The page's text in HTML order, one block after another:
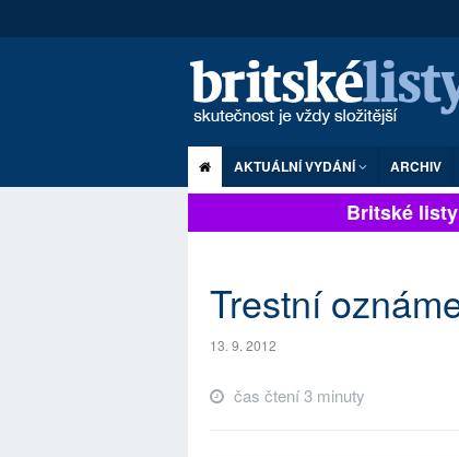
AKTUÁLNÍ VYDÁNÍ ARCHIV
Britské listy
Trestní
13. 9. 2012
čas čtení 3 minuty